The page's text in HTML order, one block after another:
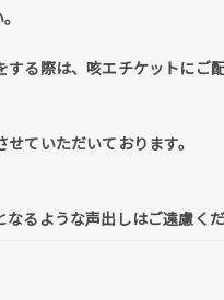
る際は、咳エチケットにご
ていただいております。
るような声出しはご遠慮くだ